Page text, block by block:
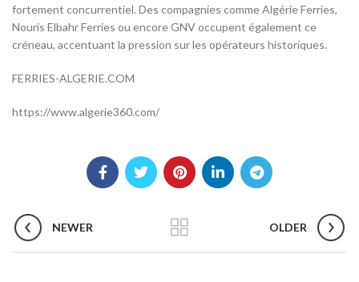
fortement concurrentiel. Des compagnies comme Algérie Ferries,
Nouris Elbahr Ferries ou encore GNV occupent également ce
créneau, accentuant la pression sur les opérateurs historiques.
FERRIES-ALGERIE.COM
https://www.algerie360.com/
NEWER OLDER